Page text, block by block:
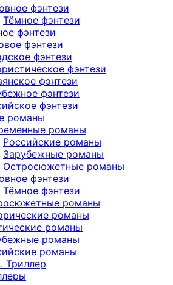
фэнтези
Тёмное фэнтези
фэнтези
фэнтези
фэнтези
фэнтези
фэнтези
фэнтези
фэнтези
романы
романы
Российские романы
Зарубежные романы
Остросюжетные романы
фэнтези
Тёмное фэнтези
романы
романы
романы
романы
романы
Триллер